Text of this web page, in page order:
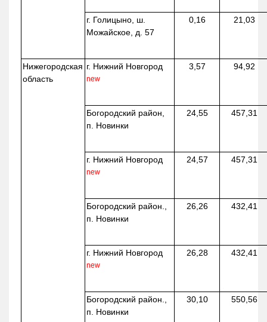
г. Голицыно, ш.
Можайское, д. 57
0,16 21,03
Нижегородская
область
г. Нижний Новгород
new
3,57 94,92
Богородский район,
п. Новинки
24,55 457,31
г. Нижний Новгород
new
24,57 457,31
Богородский район.,
п. Новинки
26,26 432,41
г. Нижний Новгород
new
26,28 432,41
Богородский район.,
п. Новинки
30,10 550,56